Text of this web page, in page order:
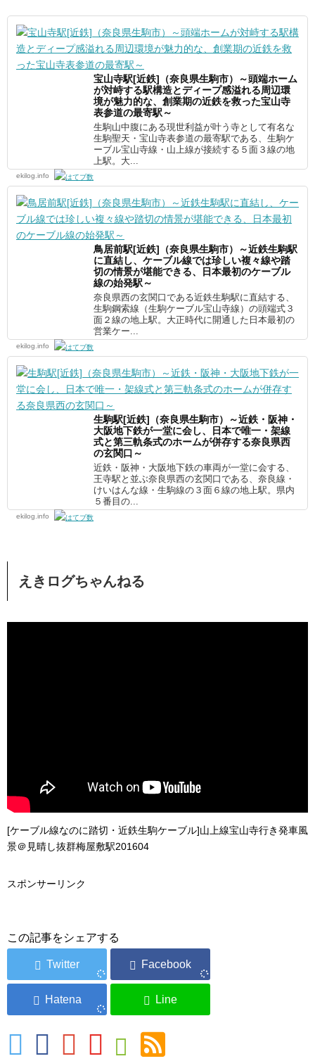
宝山寺駅[近鉄]（奈良県生駒市）～頭端ホーム
が対峙する駅構造とディープ感溢れる周辺環
境が魅力的な、創業期の近鉄を救った宝山寺
表参道の最寄駅～
生駒山中腹にある現世利益が叶う寺として有名な
生駒聖天・宝山寺表参道の最寄駅である、生駒ケ
ーブル宝山寺線・山上線が接続する５面３線の地
上駅。大...
ekilog.info
鳥居前駅[近鉄]（奈良県生駒市）～近鉄生駒駅
に直結し、ケーブル線では珍しい複々線や踏
切の情景が堪能できる、日本最初のケーブル
線の始発駅～
奈良県西の玄関口である近鉄生駒駅に直結する、
生駒鋼索線（生駒ケーブル宝山寺線）の頭端式３
面２線の地上駅。大正時代に開通した日本最初の
営業ケー...
ekilog.info
生駒駅[近鉄]（奈良県生駒市）～近鉄・阪神・
大阪地下鉄が一堂に会し、日本で唯一・架線
式と第三軌条式のホームが併存する奈良県西
の玄関口～
近鉄・阪神・大阪地下鉄の車両が一堂に会する、
王寺駅と並ぶ奈良県西の玄関口である、奈良線・
けいはんな線・生駒線の３面６線の地上駅。県内
５番目の...
ekilog.info
えきログちゃんねる
[ケーブル線なのに踏切・近鉄生駒ケーブル]山上線宝山寺行き発車風
景＠見晴し抜群梅屋敷駅201604
スポンサーリンク
この記事をシェアする